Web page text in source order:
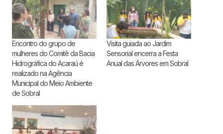
Encontro do grupo de
mulheres do Comitê da Bacia
Hidrográfica do Acaraú é
realizado na Agência
Municipal do Meio Ambiente
de Sobral
Visita guiada ao Jardim
Sensorial encerra a Festa
Anual das Árvores em Sobral